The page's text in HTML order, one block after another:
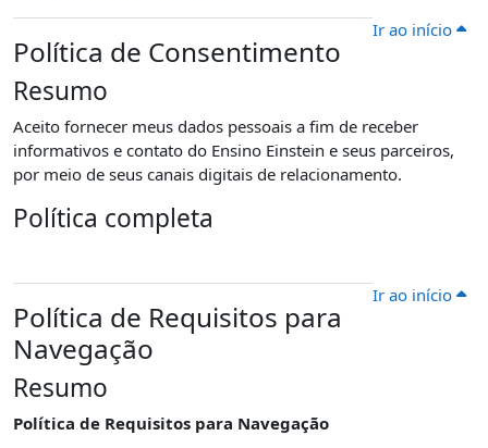
Ir ao início
Política de Consentimento
Resumo
Aceito fornecer meus dados pessoais a fim de receber
informativos e contato do Ensino Einstein e seus parceiros,
por meio de seus canais digitais de relacionamento.
Política completa
Ir ao início
Política de Requisitos para
Navegação
Resumo
Política de Requisitos para Navegação